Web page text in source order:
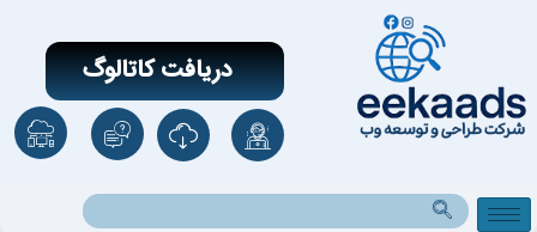
دریافت کاتالوگ